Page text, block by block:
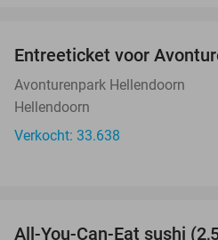
Entreeticket voor
Avonturenpark Hellendoorn
Hellendoorn
Verkocht: 33.638
All-You-Can-Eat sushi